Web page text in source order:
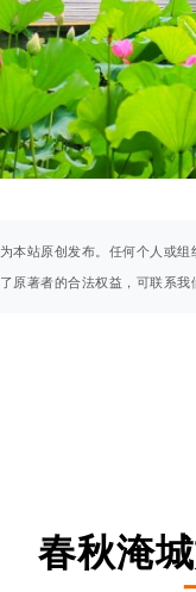
本站原创发布。任何个人或
原著者的合法权益，可联系我
春秋淹